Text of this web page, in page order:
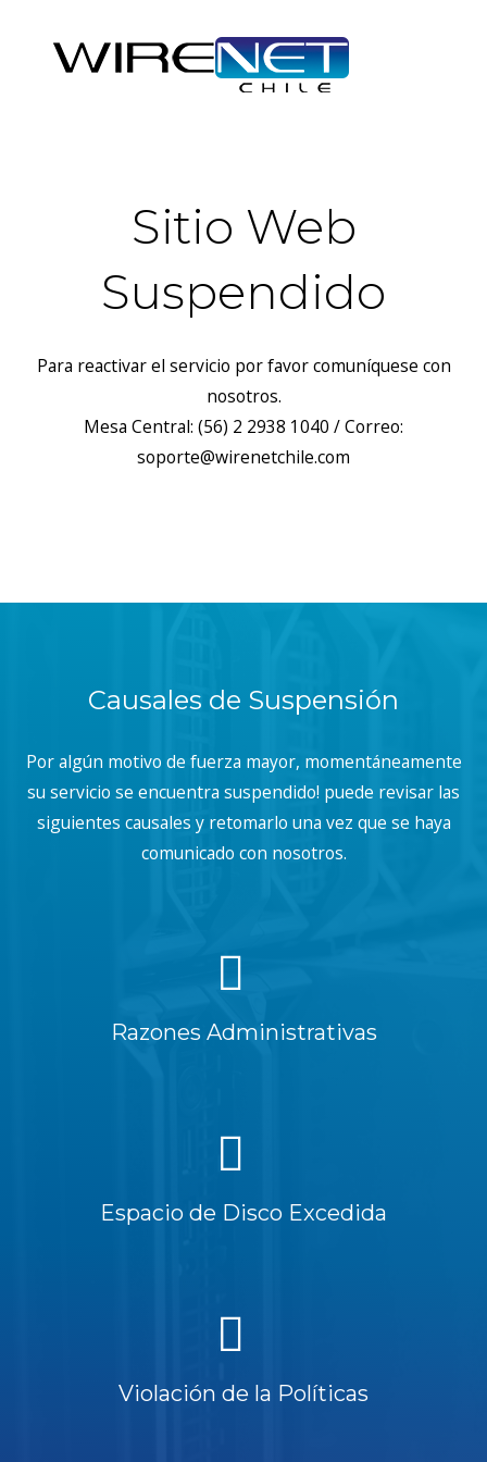
Sitio Web
Suspendido
Para reactivar el servicio por favor comuníquese con
nosotros.
Mesa Central: (56) 2 2938 1040 / Correo:
soporte@wirenetchile.com
Causales de Suspensión
Por algún motivo de fuerza mayor, momentáneamente
su servicio se encuentra suspendido! puede revisar las
siguientes causales y retomarlo una vez que se haya
comunicado con nosotros.
Razones Administrativas
Espacio de Disco Excedida
Violación de la Políticas